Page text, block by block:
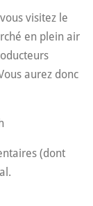
visitez le
en plein air
aurez donc
(dont